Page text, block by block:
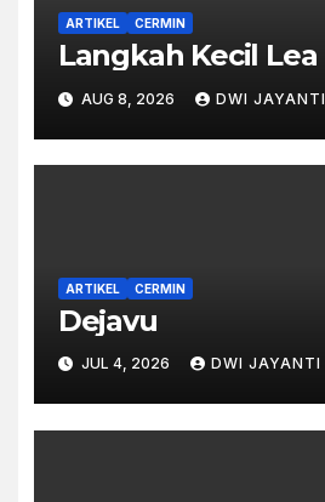
ARTIKEL CERMIN
Langkah Kecil Lea
AUG 8, 2026 DWI JAYANTI
ARTIKEL CERMIN
Dejavu
JUL 4, 2026 DWI JAYANTI